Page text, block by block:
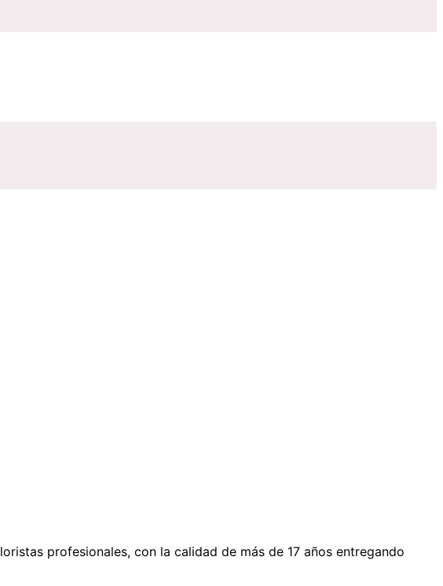
profesionales, con la calidad de más de 17 años entregando